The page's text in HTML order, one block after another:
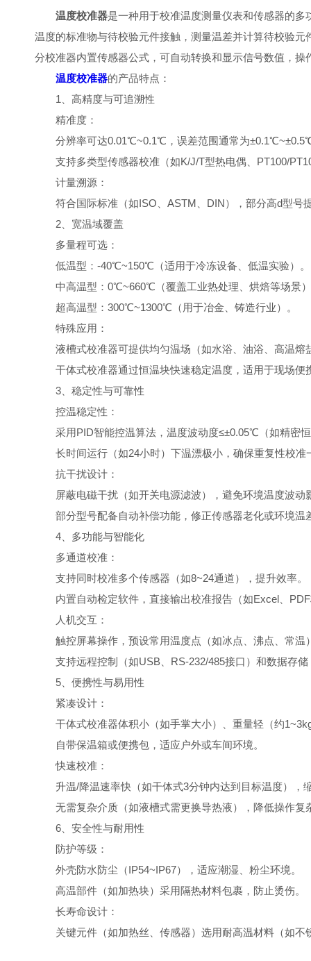
温度校准器是一种用于校准温度测量仪表和传感器的
温度的标准物与待校验元件接触，测量温差并计算待校验
分校准器内置传感器公式，可自动转换和显示信号数值，操
温度校准器的产品特点：
1、高精度与可追溯性
精准度：
分辨率可达0.01℃~0.1℃，误差范围通常为±0.1℃~±0.5℃
支持多类型传感器校准（如K/J/T型热电偶、PT100/
计量溯源：
符合国际标准（如ISO、ASTM、DIN），部分高d型号
2、宽温域覆盖
多量程可选：
低温型：-40℃~150℃（适用于冷冻设备、低温实验）。
中高温型：0℃~660℃（覆盖工业热处理、烘焙等场景
超高温型：300℃~1300℃（用于冶金、铸造行业）。
特殊应用：
液槽式校准器可提供均匀温场（如水浴、油浴、高温熔
干体式校准器通过恒温块快速稳定温度，适用于现场便
3、稳定性与可靠性
控温稳定性：
采用PID智能控温算法，温度波动度≤±0.05℃（如精密
长时间运行（如24小时）下温漂极小，确保重复性校准
抗干扰设计：
屏蔽电磁干扰（如开关电源滤波），避免环境温度波动
部分型号配备自动补偿功能，修正传感器老化或环境温
4、多功能与智能化
多通道校准：
支持同时校准多个传感器（如8~24通道），提升效率。
内置自动检定软件，直接输出校准报告（如Excel、PDF
人机交互：
触控屏幕操作，预设常用温度点（如冰点、沸点、常温
支持远程控制（如USB、RS-232/485接口）和数据存储
5、便携性与易用性
紧凑设计：
干体式校准器体积小（如手掌大小）、重量轻（约
自带保温箱或便携包，适应户外或车间环境。
快速校准：
升温/降温速率快（如干体式3分钟内达到目标温度），
无需复杂介质（如液槽式需更换导热液），降低操作复
6、安全性与耐用性
防护等级：
外壳防水防尘（IP54~IP67），适应潮湿、粉尘环境。
高温部件（如加热块）采用隔热材料包裹，防止烫伤。
长寿命设计：
关键元件（如加热丝、传感器）选用耐高温材料（如不